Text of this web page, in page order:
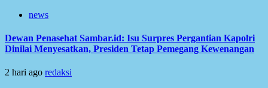
news
Dewan Penasehat Sambar.id: Isu Surpres Pergantian Kapolri
Dinilai Menyesatkan, Presiden Tetap Pemegang Kewenangan
2 hari ago redaksi